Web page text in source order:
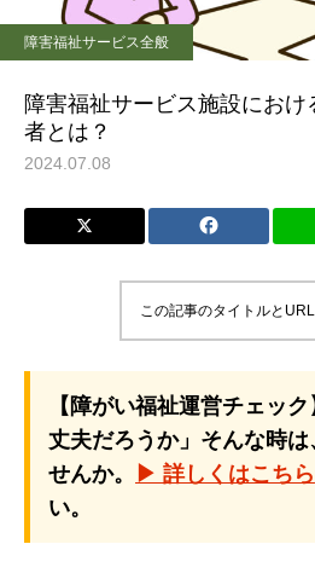
障害福祉サービス全般
障害福祉サービス施設にお
者とは？
2024.07.08
この記事のタイトルと
【障がい福祉運営チェッ
丈夫だろうか」そんな時は
せんか。
▶ 詳しくはこちら
い。